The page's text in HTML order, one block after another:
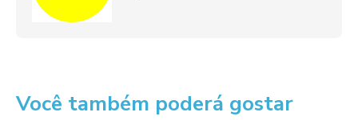
Você também poderá gostar